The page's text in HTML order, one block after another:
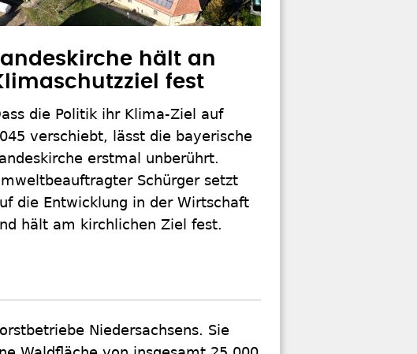
hält an
fest
die Politik ihr Klima-Ziel auf
verschiebt, lässt die bayerische
erstmal unberührt.
Schürger setzt
die Entwicklung in der Wirtschaft
hält am kirchlichen Ziel fest.
Niedersachsens. Sie